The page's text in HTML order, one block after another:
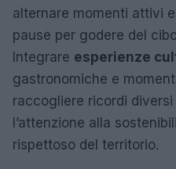
alternare momenti attivi
pause per godere del
Integrare esperienze
gastronomiche e
raccogliere ricordi
l’attenzione alla
rispettoso del territorio.